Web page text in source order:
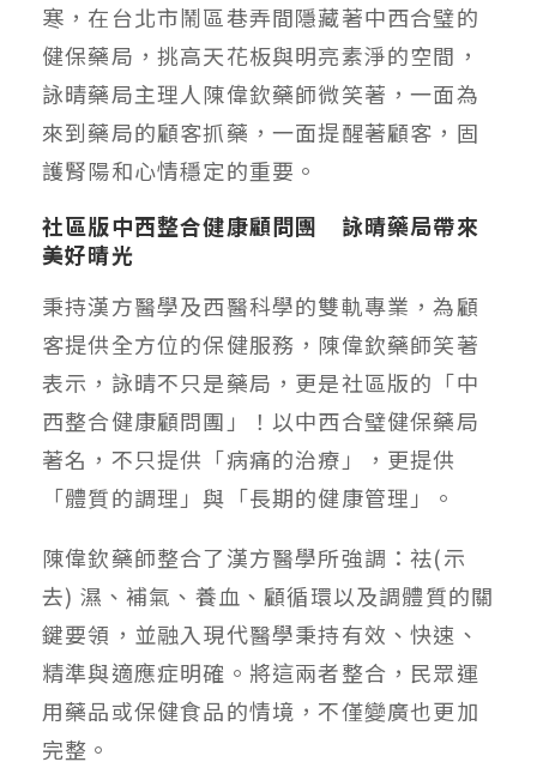
寒，在台北市鬧區巷弄間隱藏著中西合璧的
健保藥局，挑高天花板與明亮素淨的空間，
詠晴藥局主理人陳偉欽藥師微笑著，一面為
來到藥局的顧客抓藥，一面提醒著顧客，固
護腎陽和心情穩定的重要。
社區版中西整合健康顧問團 詠晴藥局帶來
美好晴光
秉持漢方醫學及西醫科學的雙軌專業，為顧
客提供全方位的保健服務，陳偉欽藥師笑著
表示，詠晴不只是藥局，更是社區版的「中
西整合健康顧問團」！以中西合璧健保藥局
著名，不只提供「病痛的治療」，更提供
「體質的調理」與「長期的健康管理」。
陳偉欽藥師整合了漢方醫學所強調：祛(示
去) 濕、補氣、養血、顧循環以及調體質的關
鍵要領，並融入現代醫學秉持有效、快速、
精準與適應症明確。將這兩者整合，民眾運
用藥品或保健食品的情境，不僅變廣也更加
完整。